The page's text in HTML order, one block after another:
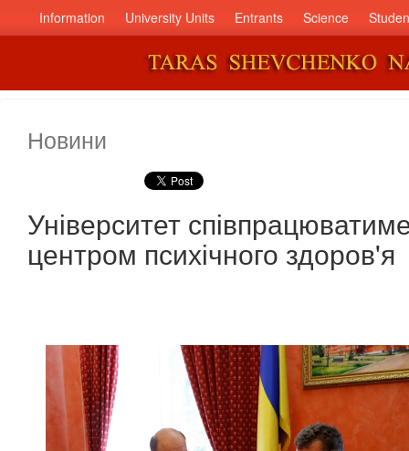
Information University Units Entrants Science
Новини
Університет
центром психічного здоров'я